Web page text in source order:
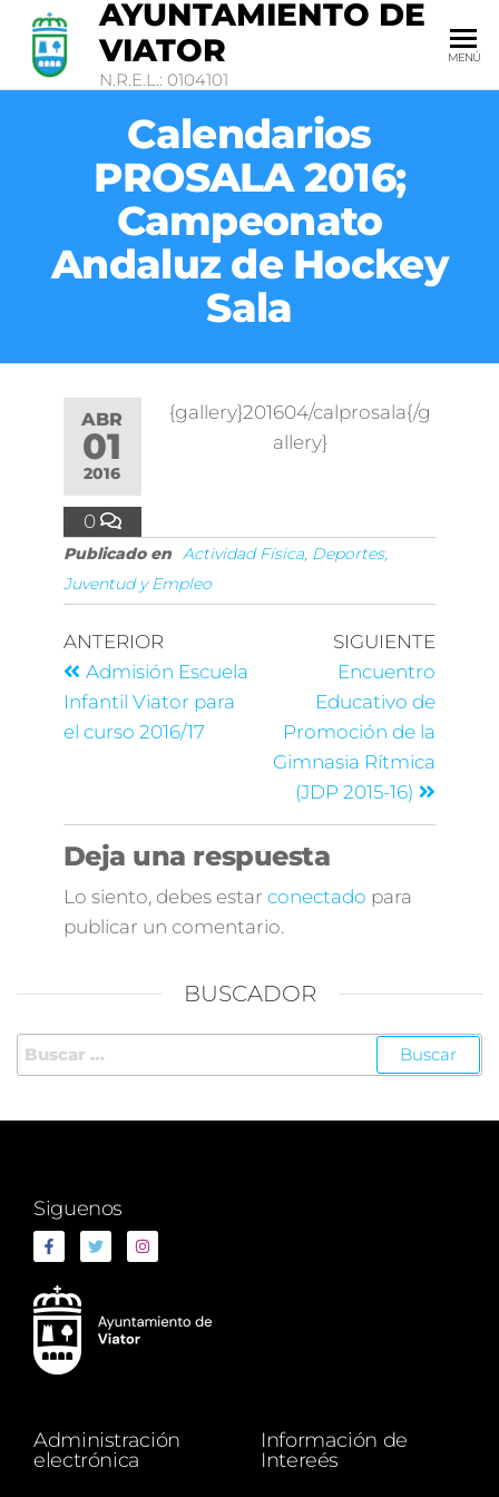
AYUNTAMIENTO DE
VIATOR
N.R.E.L.: 0104101
MENÚ
Calendarios
PROSALA 2016;
Campeonato
Andaluz de Hockey
Sala
ABR
01
2016
0
{gallery}201604/calprosala{/g
allery}
Publicado en Actividad Física, Deportes,
Juventud y Empleo
ANTERIOR
Admisión Escuela
Infantil Viator para
el curso 2016/17
SIGUIENTE
Encuentro
Educativo de
Promoción de la
Gimnasia Rítmica
(JDP 2015-16)
Deja una respuesta
Lo siento, debes estar conectado para
publicar un comentario.
BUSCADOR
Siguenos
Administración
electrónica
Información de
Intereés